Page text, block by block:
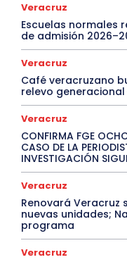
Veracruz
Escuelas normales
de admisión
Veracruz
Café veracruzano
relevo
Veracruz
CONFIRMA FGE
CASO DE LA
INVESTIGACIÓN
Veracruz
Renovará Veracruz
nuevas unidades;
programa
Veracruz